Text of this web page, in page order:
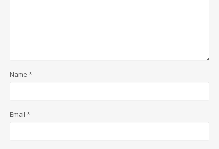
Name *
Email *